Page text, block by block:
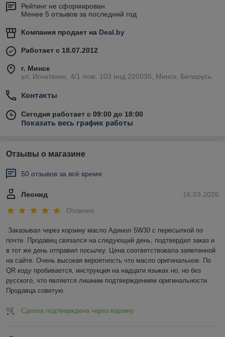
Рейтинг не сформирован
Менее 5 отзывов за последний год
Компания продает на Deal.by
Работает с 18.07.2012
г. Минск
ул. Игнатенко, 4/1 пом. 103 инд 220035, Минск, Беларусь
Контакты
Сегодня работает с 09:00 до 18:00
Показать весь график работы
Отзывы о магазине
50 отзывов за всё время
16.03.2026
Леонид
Отлично
Заказывал через корзину масло Адинол 5W30 с пересылкой по
почте. Продавец связался на следующий день, подтвердил заказ и
в тот же день отправил посылку. Цена соответствовала заявленной
на сайте. Очень высокая вероятность что масло оригинальное. По
QR коду пробивается, инструкция на надцати языках но, но без
русского, что является лишним подтверждением оригинальности.
Продавца советую.
Сделка подтверждена через корзину